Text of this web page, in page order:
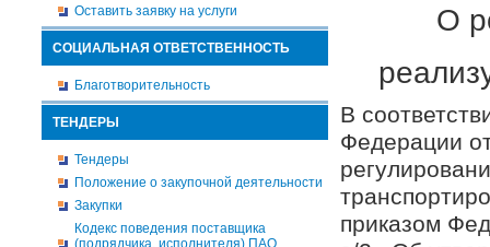
Оставить заявку на услуги
СОЦИАЛЬНАЯ ОТВЕТСТВЕННОСТЬ
Благотворительность
ТЕНДЕРЫ
Тендеры
Положение о закупочной деятельности
Закупки
Кодекс поведения поставщика
(подрядчика, исполнителя) ПАО
О
В
Федерации
приказом